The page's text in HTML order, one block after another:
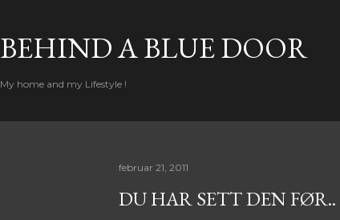
BEHIND A BLUE DOOR
My home and my Lifestyle !
februar 21, 2011
DU HAR SETT DEN FØR..